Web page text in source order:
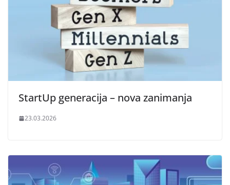
StartUp generacija – nova zanimanja
23.03.2026